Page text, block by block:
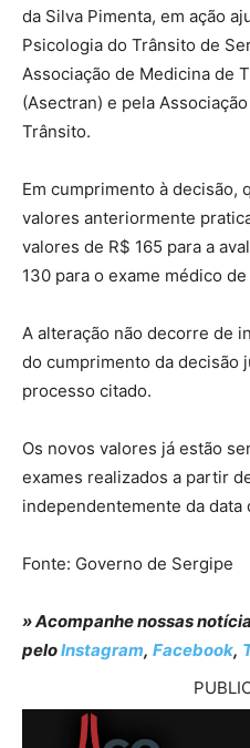
da Silva Pimenta, em ação
Psicologia do Trânsito de
Associação de Medicina de
(Asectran) e pela
Trânsito.
Em cumprimento à decisão,
valores anteriormente
valores de R$ 165 para a
130 para o exame médico
A alteração não decorre de
do cumprimento da decisão
processo citado.
Os novos valores já estão
exames realizados a partir
independentemente da data
Fonte: Governo de Sergipe
» Acompanhe nossas
peloInstagram, Facebook,